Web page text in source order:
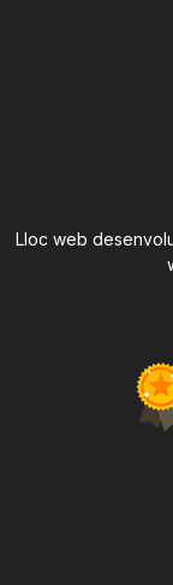
Lloc web